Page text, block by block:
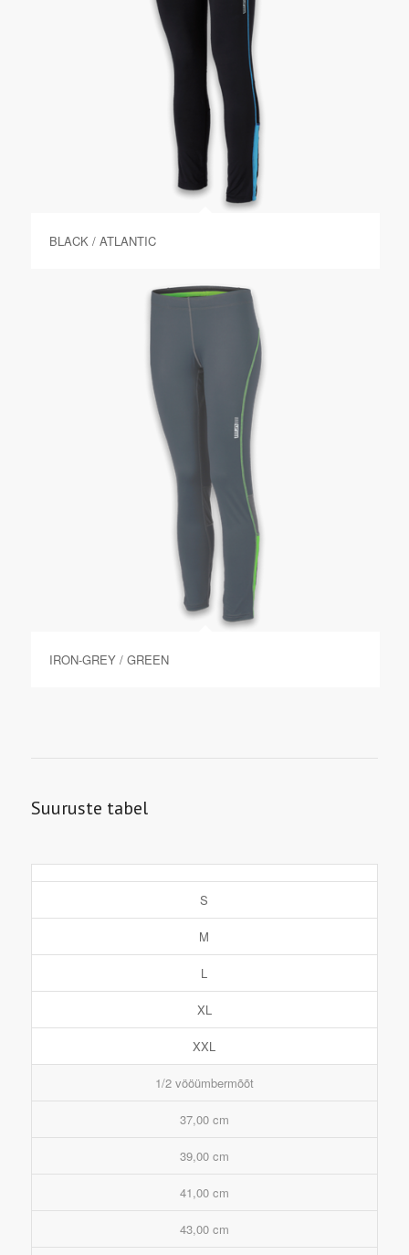
BLACK / ATLANTIC
IRON-GREY / GREEN
Suuruste tabel
S
M
L
XL
XXL
1/2 vööümbermõõt
37,00 cm
39,00 cm
41,00 cm
43,00 cm